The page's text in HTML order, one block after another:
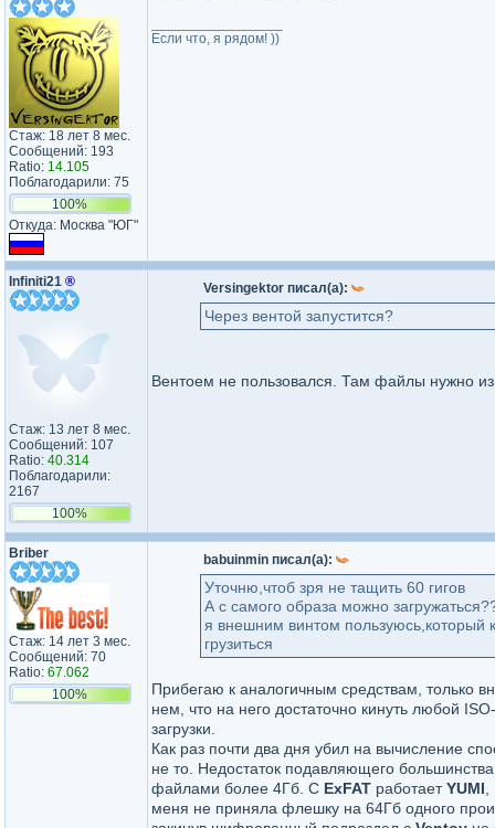
Стаж: 18 лет 8 мес.
Сообщений: 193
Ratio: 14.105
Поблагодарили: 75
100%
Откуда: Москва "ЮГ"
Если что, я рядом! ))
Infiniti21 ®
Стаж: 13 лет 8 мес.
Сообщений: 107
Ratio: 40.314
Поблагодарили:
2167
100%
Versingektor писал(а):
Через вентой запустится?
Вентоем не пользовался. Там файлы нужно
Briber
Стаж: 14 лет 3 мес.
Сообщений: 70
Ratio: 67.062
100%
babuinmin писал(а):
Уточню,чтоб зря не тащить 60 гигов
А с самого образа можно
я внешним винтом пользуюсь,который
грузиться
Прибегаю к аналогичным средствам, только
нем, что на него достаточно кинуть любой
загрузки.
Как раз почти два дня убил на вычисление
не то. Недостаток подавляющего
файлами более 4Гб. С ExFAT работаетYUMI
меня не приняла флешку на 64Гб одного